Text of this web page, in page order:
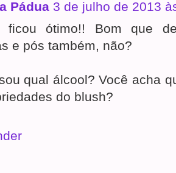
Pádua 3 de julho de 2013
ficou ótimo!! Bom que
e pós também, não?
qual álcool? Você acha
do blush?